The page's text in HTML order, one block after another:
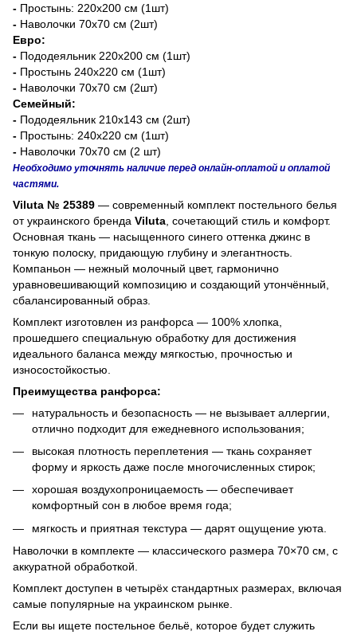
- Простынь: 220х200 см (1шт)
- Наволочки 70х70 см (2шт)
Евро:
- Пододеяльник 220х200 см (1шт)
- Простынь 240х220 см (1шт)
- Наволочки 70х70 см (2шт)
Семейный:
- Пододеяльник 210х143 см (2шт)
- Простынь: 240х220 см (1шт)
- Наволочки 70х70 см (2 шт)
Необходимо уточнять наличие перед онлайн-оплатой и оплатой
частями.
Viluta № 25389 — современный комплект постельного белья
от украинского бренда Viluta , сочетающий стиль и комфорт.
Основная ткань — насыщенного синего оттенка джинс в
тонкую полоску, придающую глубину и элегантность.
Компаньон — нежный молочный цвет, гармонично
уравновешивающий композицию и создающий утончённый,
сбалансированный образ.
Комплект изготовлен из ранфорса — 100% хлопка,
прошедшего специальную обработку для достижения
идеального баланса между мягкостью, прочностью и
износостойкостью.
Преимущества ранфорса:
натуральность и безопасность — не вызывает аллергии,
отлично подходит для ежедневного использования;
высокая плотность переплетения — ткань сохраняет
форму и яркость даже после многочисленных стирок;
хорошая воздухопроницаемость — обеспечивает
комфортный сон в любое время года;
мягкость и приятная текстура — дарят ощущение уюта.
Наволочки в комплекте — классического размера 70×70 см, с
аккуратной обработкой.
Комплект доступен в четырёх стандартных размерах, включая
самые популярные на украинском рынке.
Если вы ищете постельное бельё, которое будет служить